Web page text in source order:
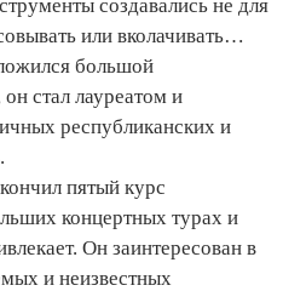
создавались не для
или вколачивать…
большой
стал лауреатом и
респуб­ликанских и
пятый курс
концертных турах и
Он заинтересован в
и неизвестных